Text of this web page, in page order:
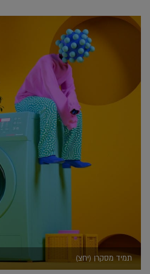
תמיד מסקרן (יחצ)